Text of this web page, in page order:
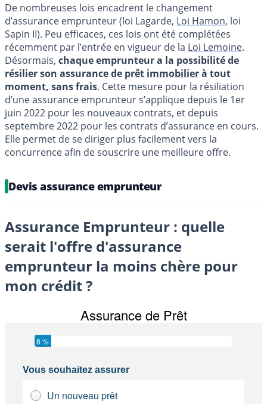
De nombreuses lois encadrent le changement
d’assurance emprunteur (loi Lagarde, Loi Hamon, loi
Sapin II). Peu efficaces, ces lois ont été complétées
récemment par l’entrée en vigueur de la Loi Lemoine.
Désormais, chaque emprunteur a la possibilité de
résilier son assurance de prêt immobilierà tout
moment, sans frais. Cette mesure pour la résiliation
d’une assurance emprunteur s’applique depuis le 1er
juin 2022 pour les nouveaux contrats, et depuis
septembre 2022 pour les contrats d’assurance en cours.
Elle permet de se diriger plus facilement vers la
concurrence afin de souscrire une meilleure offre.
Devis assurance emprunteur
Assurance Emprunteur : quelle
serait l'offre d'assurance
emprunteur la moins chère pour
mon crédit ?